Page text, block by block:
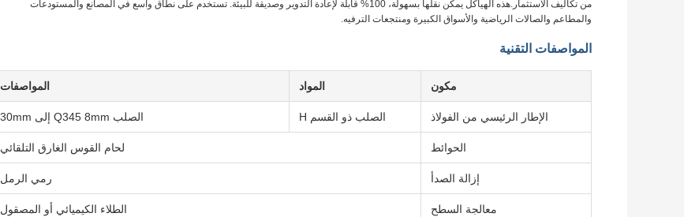
من تكاليف الاستثمار.هذه الهياكل يمكن نقلها بسهولة، 100% قابلة لإعادة التدوير وصديقة للبيئة. تستخدم على نطاق واسع في المصانع والمستودعات
والمطاعم والصالات الرياضية والأسواق الكبيرة ومنتجعات الترفيه.
المواصفات التقنية
مكون المواد المواصفات
الإطار الرئيسي من الفولاذ الصلب ذو القسم H الصلب Q345 8mm إلى 30mm
الحوائط لحام القوس الغارق التلقائي
إزالة الصدأ رمي الرمل
معالجة السطح الطلاء الكيميائي أو المصقول